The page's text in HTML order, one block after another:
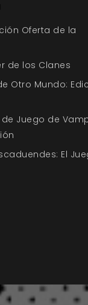
Oferta de la
de los Clanes
Otro Mundo:
Juego de
El